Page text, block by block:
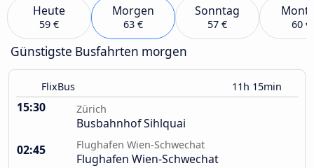
Heute
59 €
Morgen
63 €
Sonntag
57 € 60 €
Günstigste Busfahrten morgen
FlixBus 11h 15min
15:30 Zürich
Busbahnhof Sihlquai
02:45
Flughafen Wien-Schwechat
Flughafen Wien-Schwechat